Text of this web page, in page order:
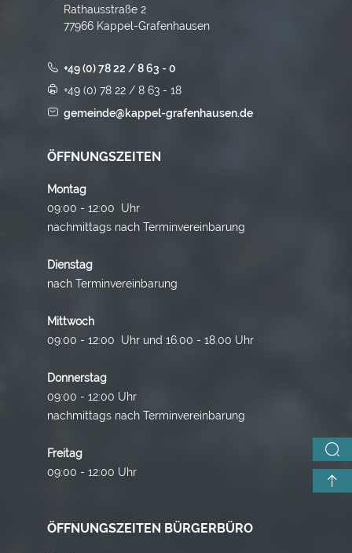
Rathausstraße 2
77966 Kappel-Grafenhausen
+49 (0) 78 22 / 8 63 - 0
+49 (0) 78 22 / 8 63 - 18
gemeinde@kappel-grafenhausen.de
ÖFFNUNGSZEITEN
Montag
09:00 - 12:00 Uhr
nachmittags nach Terminvereinbarung
Dienstag
nach Terminvereinbarung
Mittwoch
09:00 - 12:00 Uhr und 16.00 - 18.00 Uhr
Donnerstag
09:00 - 12:00 Uhr
nachmittags nach Terminvereinbarung
Freitag
09:00 - 12:00 Uhr
ÖFFNUNGSZEITEN BÜRGERBÜRO